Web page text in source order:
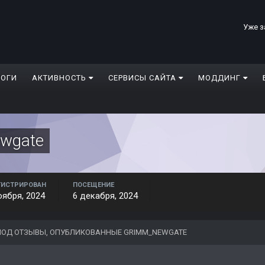
Уже
АКТИВНОСТЬ СЕРВИСЫ САЙТА МОДДИНГ
2024
ПОСЕЩЕНИЕ
6 декабря, 2024
ОТЗЫВЫ, ОПУБЛИКОВАННЫЕ GRIMM_NEWGATE